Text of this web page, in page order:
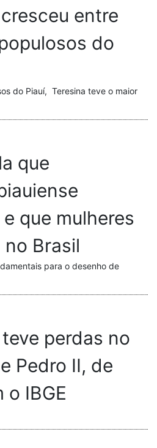
entre
do
do Piauí, Teresina teve o maior
que
que mulheres
Brasil
para o desenho de
perdas no
Pedro II, de
IBGE